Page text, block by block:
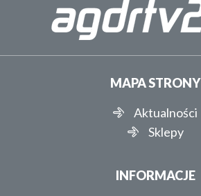
MAPA STRONY
Aktualności
Sklepy
INFORMACJE